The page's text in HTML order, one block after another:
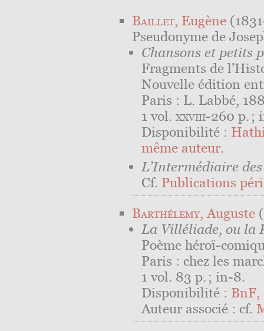
Baillet, Eugène
Pseudonyme de
Chansons et petits
Fragments de
Nouvelle édition
Paris : L. Labbé,
1 vol. xxviii-260 p. ;
Disponibilité :
même auteur.
L’Intermédiaire
Cf. Publications
Barthélemy, Auguste
La Villéliade, ou la
Poème héroï-
Paris : chez les
1 vol. 83 p. ; in-8.
Disponibilité : BnF,
Auteur associé : cf.